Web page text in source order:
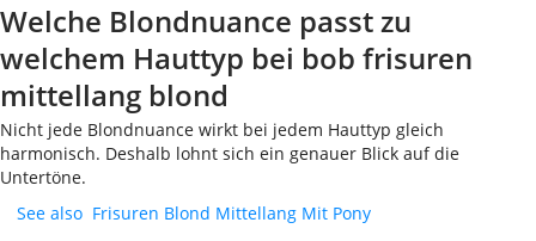
Welche Blondnuance passt zu
welchem Hauttyp bei bob frisuren
mittellang blond
Nicht jede Blondnuance wirkt bei jedem Hauttyp gleich
harmonisch. Deshalb lohnt sich ein genauer Blick auf die
Untertöne.
See also Frisuren Blond Mittellang Mit Pony